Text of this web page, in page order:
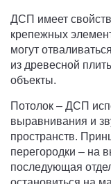
ДСП имеет
крепежных
могут
из древесной
объекты.
Потолок – ДСП
выравнивания и
пространств.
перегородки – на
последующая